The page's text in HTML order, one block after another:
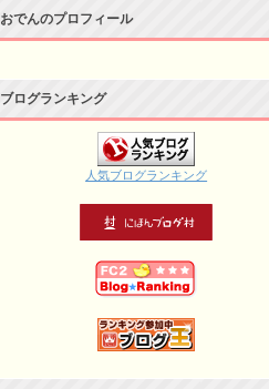
おでんのプロフィール
ブログランキング
人気ブログランキング